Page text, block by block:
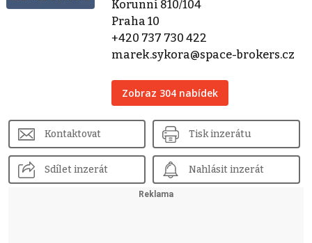
Korunní 810/104
Praha 10
+420 737 730 422
marek.sykora@space-brokers.cz
Zobraz 304 nabídek
Kontaktovat Tisk inzerátu
Sdílet inzerát Nahlásit inzerát